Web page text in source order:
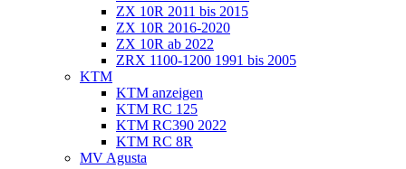
ZX 10R 2011 bis 2015
ZX 10R 2016-2020
ZX 10R ab 2022
ZRX 1100-1200 1991 bis 2005
KTM
KTM anzeigen
KTM RC 125
KTM RC390 2022
KTM RC 8R
MV Agusta